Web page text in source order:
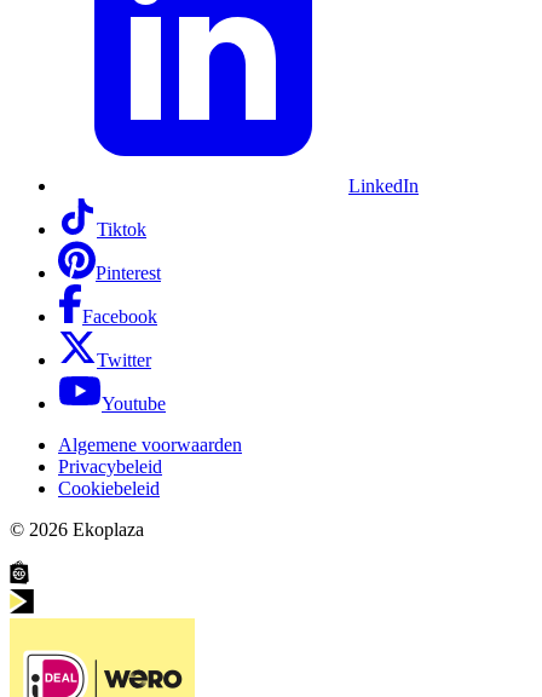
LinkedIn
Tiktok
Pinterest
Facebook
Twitter
Youtube
Algemene voorwaarden
Privacybeleid
Cookiebeleid
© 2026 Ekoplaza